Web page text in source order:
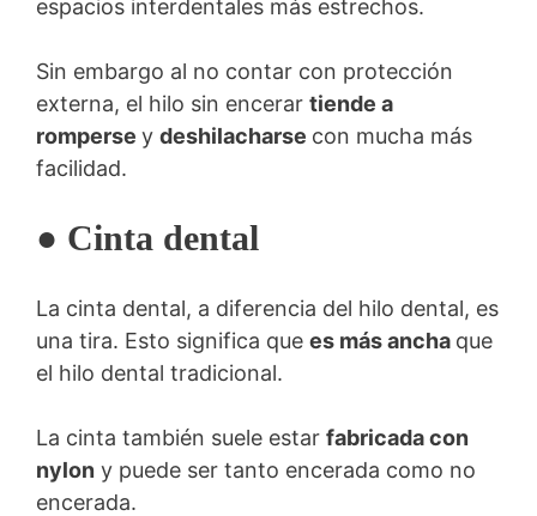
espacios interdentales más estrechos.
Sin embargo al no contar con protección
externa, el hilo sin encerar tiende a
romperse y deshilacharse con mucha más
facilidad.
● Cinta dental
La cinta dental, a diferencia del hilo dental, es
una tira. Esto significa que es más ancha que
el hilo dental tradicional.
La cinta también suele estar fabricada con
nylon y puede ser tanto encerada como no
encerada.